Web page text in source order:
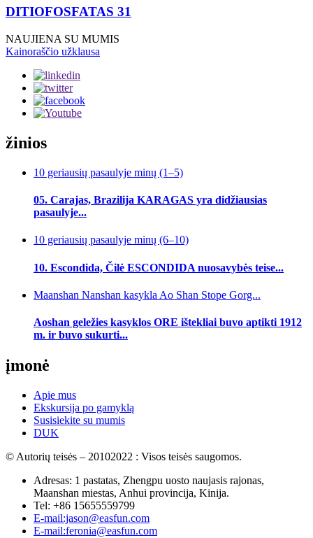
DITIOFOSFATAS 31
NAUJIENA SU MUMIS
Kainoraščio užklausa
žinios
10 geriausių pasaulyje minų (1–5)
05. Carajas, Brazilija KARAGAS yra didžiausias
pasaulyje...
10 geriausių pasaulyje minų (6–10)
10. Escondida, Čilė ESCONDIDA nuosavybės teise...
Maanshan Nanshan kasykla Ao Shan Stope Gorg...
Aoshan geležies kasyklos ORE ištekliai buvo aptikti 1912
m. ir buvo sukurti...
įmonė
Apie mus
Ekskursija po gamyklą
Susisiekite su mumis
DUK
© Autorių teisės – 20102022 : Visos teisės saugomos.
Adresas: 1 pastatas, Zhengpu uosto naujasis rajonas,
Maanshan miestas, Anhui provincija, Kinija.
Tel: +86 15655559799
E-mail:jason@easfun.com
E-mail:feronia@easfun.com